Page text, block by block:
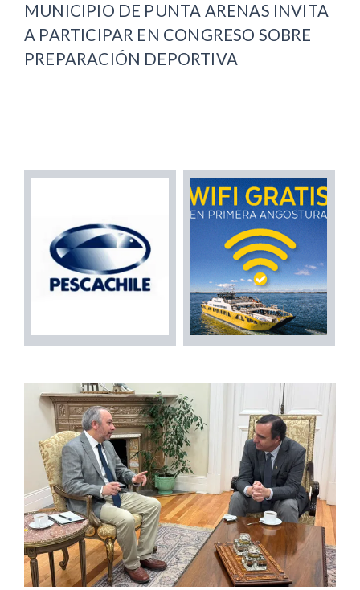
MUNICIPIO DE PUNTA ARENAS INVITA
A PARTICIPAR EN CONGRESO SOBRE
PREPARACIÓN DEPORTIVA